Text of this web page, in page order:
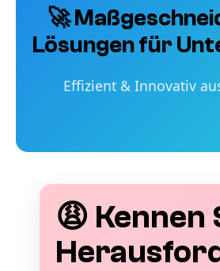
🚀
Lösungen für
Effizient & Innovativ
😩 Kennen